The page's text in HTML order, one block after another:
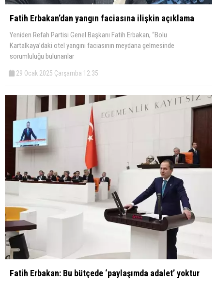
Fatih Erbakan’dan yangın faciasına ilişkin açıklama
Yeniden Refah Partisi Genel Başkanı Fatih Erbakan, “Bolu
Kartalkaya’daki otel yangını faciasının meydana gelmesinde
sorumluluğu bulunanlar
29 Ocak 2025 Çarşamba 12:35
Fatih Erbakan: Bu bütçede ‘paylaşımda adalet’ yoktur